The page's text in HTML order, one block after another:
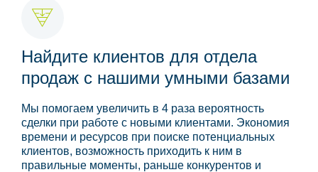
Найдите клиентов для отдела
продаж с нашими умными базами
Мы помогаем увеличить в 4 раза вероятность
сделки при работе с новыми клиентами. Экономия
времени и ресурсов при поиске потенциальных
клиентов, возможность приходить к ним в
правильные моменты, раньше конкурентов и